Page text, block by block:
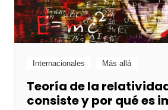
Internacionales Más allá
Teoría de la
consiste y por qué es